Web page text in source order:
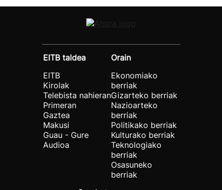
EITB taldea
EITB
Kirolak
Telebista nahieran
Primeran
Gaztea
Makusi
Guau - Gure
Audioa
Orain
Ekonomiako
berriak
Gizarteko berriak
Nazioarteko
berriak
Politikako berriak
Kulturako berriak
Teknologiako
berriak
Osasuneko
berriak